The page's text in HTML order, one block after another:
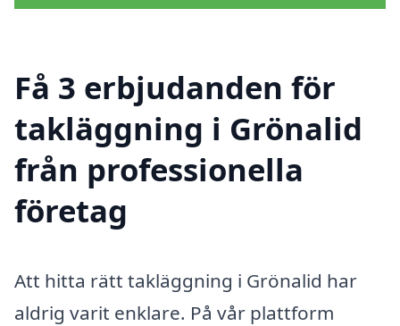
Få 3 erbjudanden för
takläggning i Grönalid
från professionella
företag
Att hitta rätt takläggning i Grönalid har
aldrig varit enklare. På vår plattform